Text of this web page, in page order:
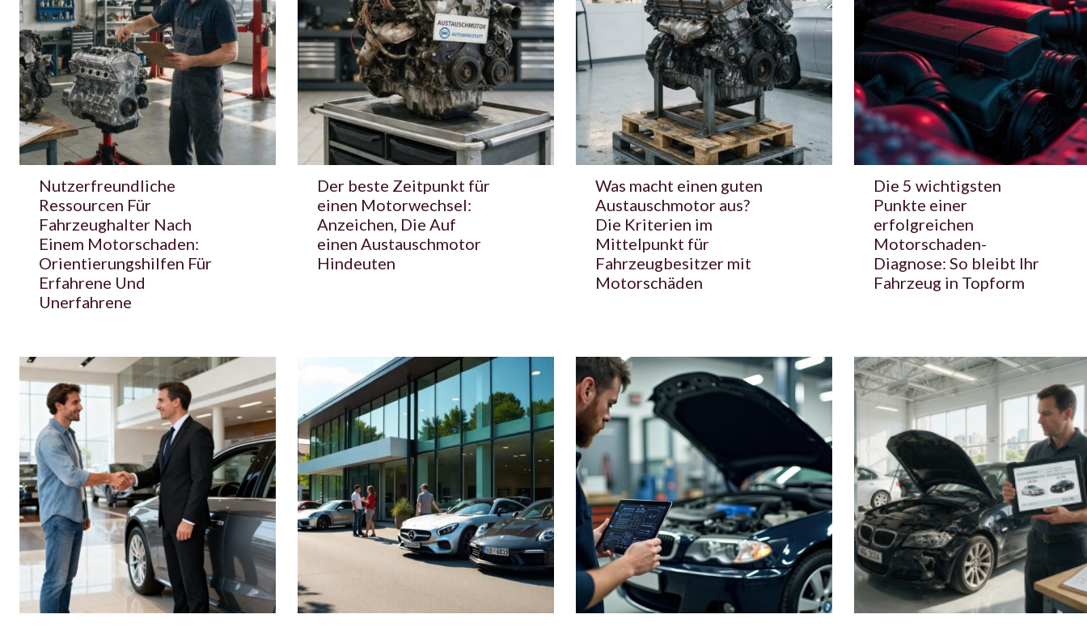
Nutzerfreundliche
Ressourcen Für
Fahrzeughalter Nach
Einem Motorschaden:
Orientierungshilfen Für
Erfahrene Und
Unerfahrene
Der beste Zeitpunkt für
einen Motorwechsel:
Anzeichen, Die Auf
einen Austauschmotor
Hindeuten
Was macht einen guten
Austauschmotor aus?
Die Kriterien im
Mittelpunkt für
Fahrzeugbesitzer mit
Motorschäden
Die 5 wichtigsten
Punkte einer
erfolgreichen
Motorschaden-
Diagnose: So bleibt Ihr
Fahrzeug in Topform